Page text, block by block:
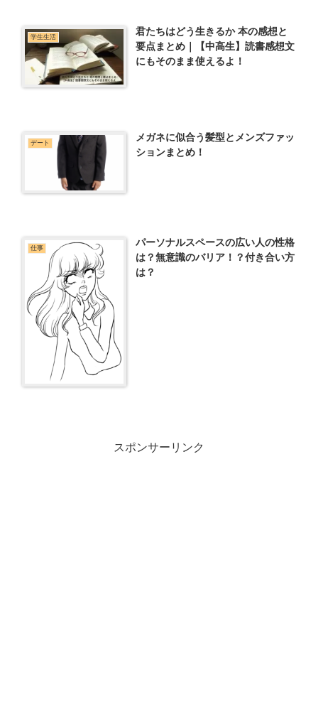
学生生活
君たちはどう生きるか 本の感想と
要点まとめ｜【中高生】読書感想文
にもそのまま使えるよ！
デート
メガネに似合う髪型とメンズファッ
ションまとめ！
仕事
パーソナルスペースの広い人の性格
は？無意識のバリア！？付き合い方
は？
スポンサーリンク